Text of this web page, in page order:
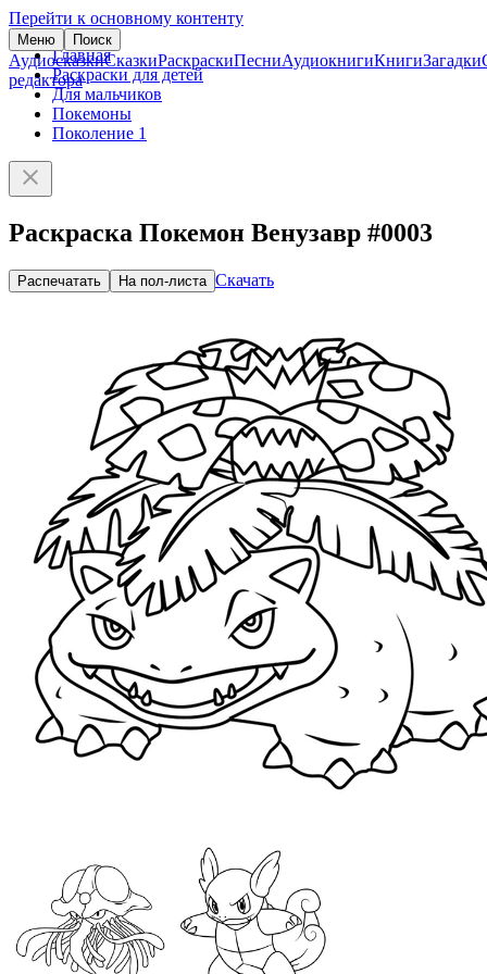
Перейти к основному контенту
Меню Поиск
АудиосказкиСказкиРаскраскиПесниАудиокнигиКнигиЗагадки
редактора
Главная
Раскраски для детей
Для мальчиков
Покемоны
Поколение 1
Раскраска Покемон Венузавр #0003
Распечатать На пол-листа Скачать